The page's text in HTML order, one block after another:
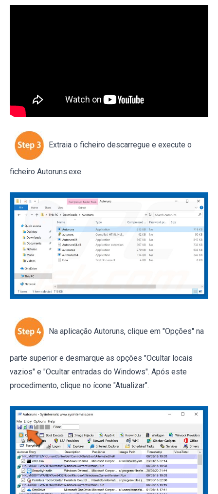
Extraia o ficheiro descarregue e execute o
ficheiro Autoruns.exe.
Na aplicação Autoruns, clique em "Opções" na
parte superior e desmarque as opções "Ocultar locais
vazios" e "Ocultar entradas do Windows". Após este
procedimento, clique no ícone "Atualizar".